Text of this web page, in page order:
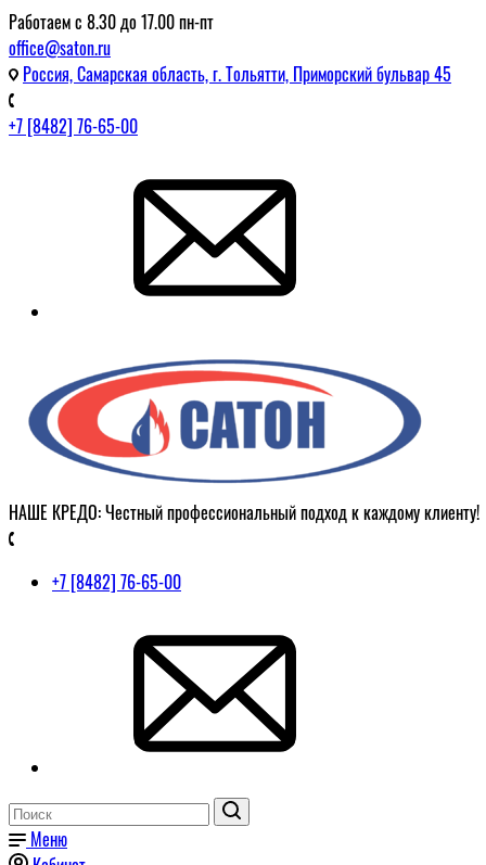
Работаем с 8.30 до 17.00 пн-пт
office@saton.ru
Россия, Самарская область, г. Тольятти, Приморский бульвар 45
+7 [8482] 76-65-00
НАШЕ КРЕДО: Честный профессиональный подход к каждому клиенту!
+7 [8482] 76-65-00
Меню